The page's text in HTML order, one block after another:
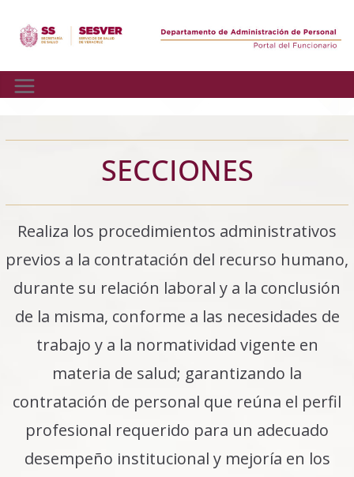
SECCIONES
Realiza los procedimientos administrativos
previos a la contratación del recurso humano,
durante su relación laboral y a la conclusión
de la misma, conforme a las necesidades de
trabajo y a la normatividad vigente en
materia de salud; garantizando la
contratación de personal que reúna el perfil
profesional requerido para un adecuado
desempeño institucional y mejoría en los